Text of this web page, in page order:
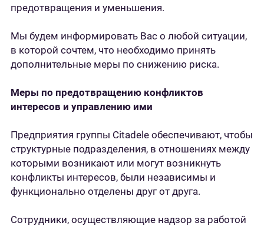
предотвращения и уменьшения.
Мы будем информировать Вас о любой ситуации,
в которой сочтем, что необходимо принять
дополнительные меры по снижению риска.
Меры по предотвращению конфликтов
интересов и управлению ими
Предприятия группы Citadele обеспечивают, чтобы
структурные подразделения, в отношениях между
которыми возникают или могут возникнуть
конфликты интересов, были независимы и
функционально отделены друг от друга.
Сотрудники, осуществляющие надзор за работой